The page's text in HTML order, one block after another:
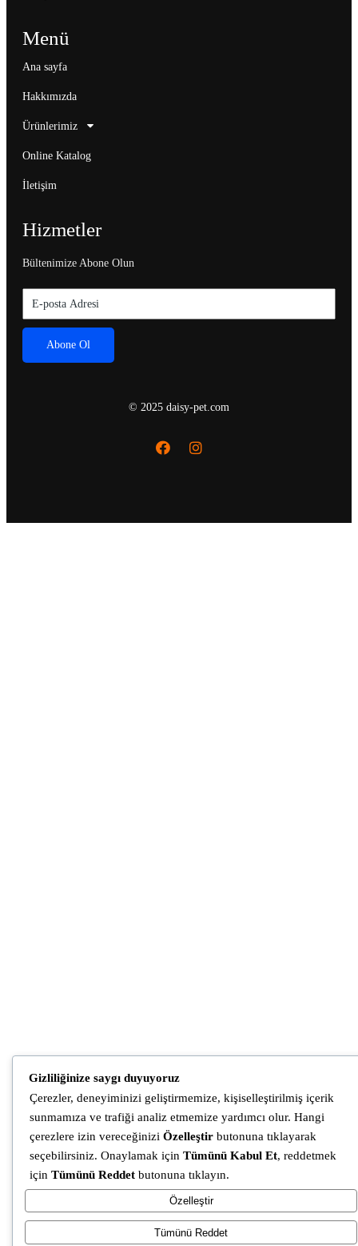
Menü
Ana sayfa
Hakkımızda
Ürünlerimiz
Online Katalog
İletişim
Hizmetler
Bültenimize Abone Olun
Abone Ol
© 2025 daisy-pet.com
Gizliliğinize saygı duyuyoruz
Çerezler, deneyiminizi geliştirmemize, kişiselleştirilmiş içerik
sunmamıza ve trafiği analiz etmemize yardımcı olur. Hangi
çerezlere izin vereceğinizi Özelleştir butonuna tıklayarak
seçebilirsiniz. Onaylamak için Tümünü Kabul Et, reddetmek
için Tümünü Reddet butonuna tıklayın.
Özelleştir
Tümünü Reddet